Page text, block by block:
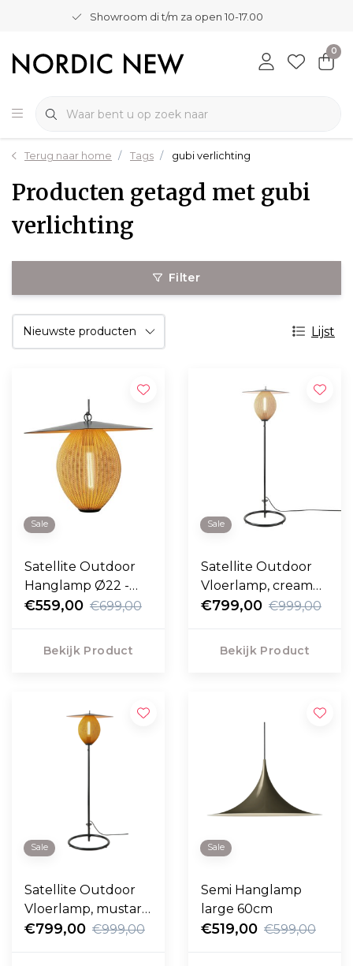
Showroom di t/m za open 10-17.00
0
Terug naar home Tags gubi verlichting
Producten getagd met gubi
verlichting
Filter
Lijst
Sale
Satellite Outdoor
Hanglamp Ø22 -
Ø27
€559,00 €699,00
Bekijk Product
Sale
Satellite Outdoor
Vloerlamp, cream
white
€799,00 €999,00
Bekijk Product
Sale
Satellite Outdoor
Vloerlamp, mustard
gold
€799,00 €999,00
Sale
Semi Hanglamp
large 60cm
€519,00 €599,00